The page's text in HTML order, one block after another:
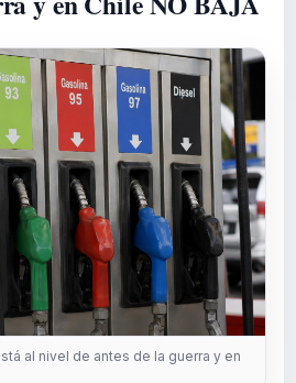
al nivel de antes de la guerra y en